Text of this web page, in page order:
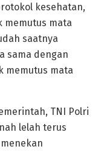
kesehatan,
memutus mata
saatnya
sama dengan
memutus mata
TNI Polri
lelah terus